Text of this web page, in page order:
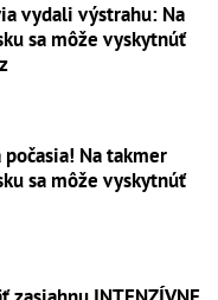
vydali výstrahu: Na
sa môže vyskytnúť
Na takmer
sa môže vyskytnúť